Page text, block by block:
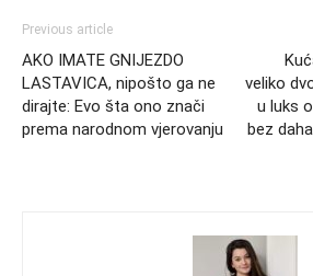
Previous article
AKO IMATE GNIJEZDO
LASTAVICA, nipošto ga ne
dirajte: Evo šta ono znači
prema narodnom vjerovanju
veliko
u luks
bez